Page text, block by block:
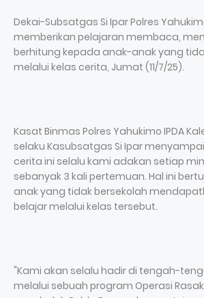
Dekai-Subsatgas Si Ipar Polres
memberikan pelajaran membaca,
berhitung kepada anak-anak yang
melalui kelas cerita, Jumat (11/7/25).
Kasat Binmas Polres Yahukimo IPDA
selaku Kasubsatgas Si Ipar
cerita ini selalu kami adakan setiap
sebanyak 3 kali pertemuan. Hal ini
anak yang tidak bersekolah
belajar melalui kelas tersebut.
"Kami akan selalu hadir di tengah-
melalui sebuah program Operasi